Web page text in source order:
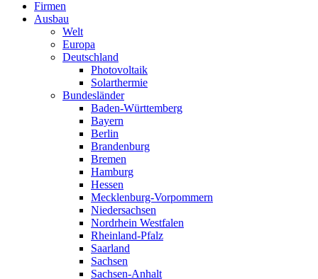
Firmen
Ausbau
Welt
Europa
Deutschland
Photovoltaik
Solarthermie
Bundesländer
Baden-Württemberg
Bayern
Berlin
Brandenburg
Bremen
Hamburg
Hessen
Mecklenburg-Vorpommern
Niedersachsen
Nordrhein Westfalen
Rheinland-Pfalz
Saarland
Sachsen
Sachsen-Anhalt